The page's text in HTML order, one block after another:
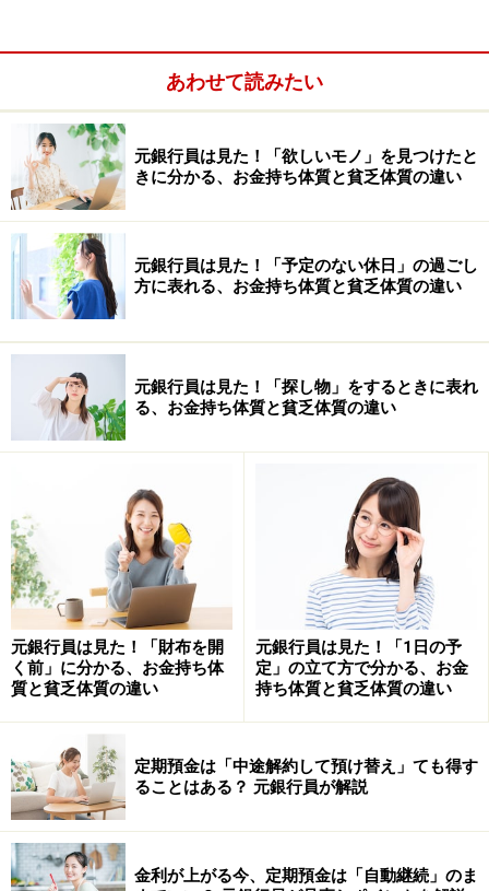
年収1200万円以上 貯蓄ゼロ0％、平均23647万
円、中央値2100万円
（家計の金融行動に関する世論調査2016（2人以上世帯
年収300万円未満では半数が貯蓄ゼロ。年収が上がるに
したがって貯蓄額も増えていきますが、年収1000万円～
1200万円未満でも貯蓄ゼロ世帯が26.7％あります。ただ
し、この調査での貯蓄（金融資産）は、「普通預金か定
期預金かにかかわらず、将来に備えて蓄えている部分」
と定義しています。ですから、多少の残高があっても、
ゼロと回答している世帯もあるでしょう。
また、この平均貯蓄額588万円、中央値200万円は、貯蓄
ゼロ世帯も頭数に入れて計算したものです。資産を持っ
ていると答えた人の平均や中央値はどれくらいになるの
あわせて読みたい
元銀行員は見た！「欲しいモノ」を見つけたと
きに分かる、お金持ち体質と貧乏体質の違い
元銀行員は見た！「予定のない休日」の過ごし
方に表れる、お金持ち体質と貧乏体質の違い
元銀行員は見た！「探し物」をするときに表れ
る、お金持ち体質と貧乏体質の違い
元銀行員は見た！「財布を開
く前」に分かる、お金持ち体
質と貧乏体質の違い
元銀行員は見た！「1日の予
定」の立て方で分かる、お金
持ち体質と貧乏体質の違い
定期預金は「中途解約して預け替え」ても得す
ることはある？ 元銀行員が解説
金利が上がる今、定期預金は「自動継続」のま